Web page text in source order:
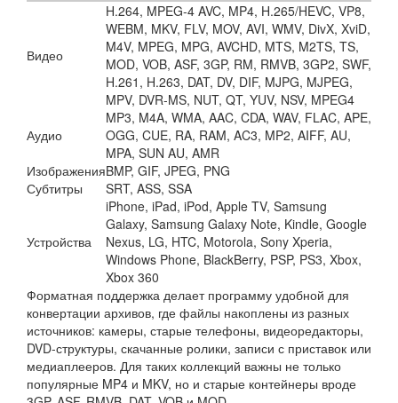
Видео
H.264, MPEG-4 AVC, MP4, H.265/HEVC, VP8,
WEBM, MKV, FLV, MOV, AVI, WMV, DivX, XviD,
M4V, MPEG, MPG, AVCHD, MTS, M2TS, TS,
MOD, VOB, ASF, 3GP, RM, RMVB, 3GP2, SWF,
H.261, H.263, DAT, DV, DIF, MJPG, MJPEG,
MPV, DVR-MS, NUT, QT, YUV, NSV, MPEG4
Аудио
MP3, M4A, WMA, AAC, CDA, WAV, FLAC, APE,
OGG, CUE, RA, RAM, AC3, MP2, AIFF, AU,
MPA, SUN AU, AMR
ИзображенияBMP, GIF, JPEG, PNG
Субтитры
SRT, ASS, SSA
Устройства
iPhone, iPad, iPod, Apple TV, Samsung
Galaxy, Samsung Galaxy Note, Kindle, Google
Nexus, LG, HTC, Motorola, Sony Xperia,
Windows Phone, BlackBerry, PSP, PS3, Xbox,
Xbox 360
Форматная поддержка делает программу удобной для
конвертации архивов, где файлы накоплены из разных
источников: камеры, старые телефоны, видеоредакторы,
DVD-структуры, скачанные ролики, записи с приставок или
медиаплееров. Для таких коллекций важны не только
популярные MP4 и MKV, но и старые контейнеры вроде